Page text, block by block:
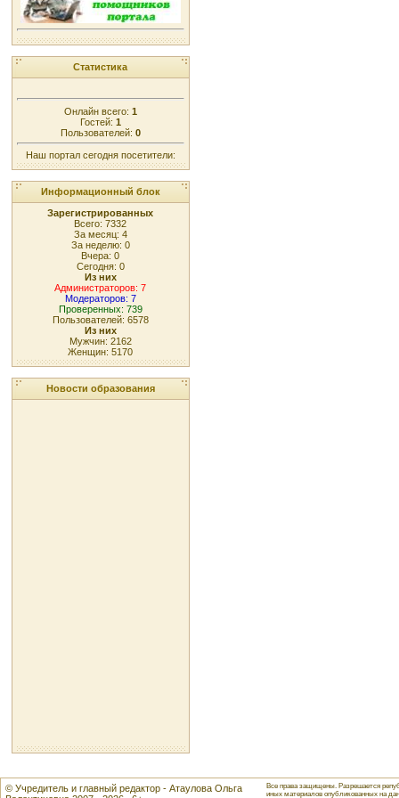
Статистика
Онлайн всего: 1
Гостей: 1
Пользователей: 0
Наш портал сегодня посетители:
Информационный блок
Зарегистрированных
Всего: 7332
За месяц: 4
За неделю: 0
Вчера: 0
Сегодня: 0
Из них
Администраторов: 7
Модераторов: 7
Проверенных: 739
Пользователей: 6578
Из них
Мужчин: 2162
Женщин: 5170
Новости образования
© Учредитель и главный редактор - Атаулова Ольга
Все права защищены. Разрешается
иных материалов опубликованных на